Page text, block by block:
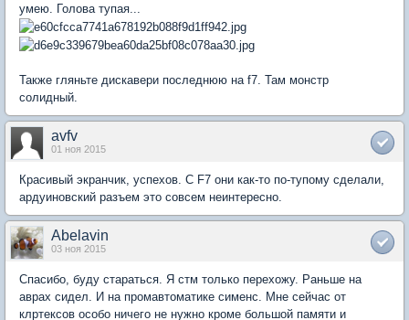
умею. Голова тупая...
Также гляньте дискавери последнюю на f7. Там монстр
солидный.
avfv
01 ноя 2015
Красивый экранчик, успехов. С F7 они как-то по-тупому сделали,
ардуиновский разъем это совсем неинтересно.
Abelavin
03 ноя 2015
Спасибо, буду стараться. Я стм только перехожу. Раньше на
аврах сидел. И на промавтоматике сименс. Мне сейчас от
клртексов особо ничего не нужно кроме большой памяти и